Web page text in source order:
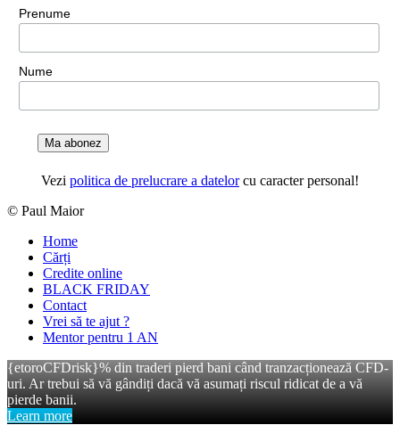
Prenume
Nume
Ma abonez
Vezi politica de prelucrare a datelorcu caracter personal!
© Paul Maior
Home
Cărți
Credite online
BLACK FRIDAY
Contact
Vrei să te ajut ?
Mentor pentru 1 AN
{etoroCFDrisk}% din traderi pierd bani când tranzacționează CFD-
uri. Ar trebui să vă gândiți dacă vă asumați riscul ridicat de a vă
pierde banii.
Learn more